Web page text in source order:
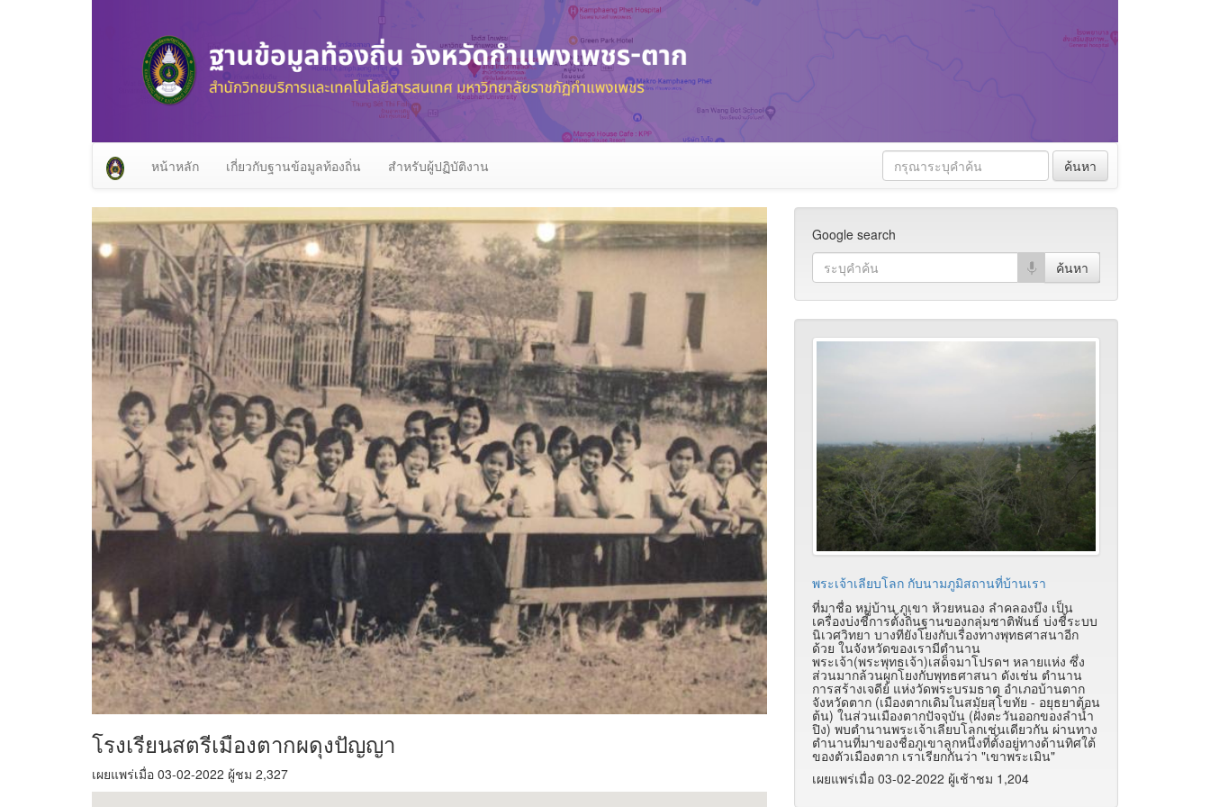
หน้าหลัก เกี่ยวกับฐานข้อมูลท้องถิ่น สำหรับผู้ปฏิบัติงาน ค้นหา
โรงเรียนสตรีเมืองตากผดุงปัญญา
เผยแพร่เมื่อ 03-02-2022 ผู้ชม 2,327
Google search
พระเจ้าเลียบโลก กับนามภูมิสถานที่บ้านเรา
ที่มาชื่อ หมู่บ้าน ภูเขา ห้วยหนอง ลำคลองบึง เป็น
เครื่องบ่งชี้การตั้งถิ่นฐานของกลุ่มชาติพันธ์ บ่งชี้ระบบ
นิเวศวิทยา บางทียังโยงกับเรื่องทางพุทธศาสนาอีก
ด้วย ในจังหวัดของเรามีตำนาน
พระเจ้า(พระพุทธเจ้า)เสด็จมาโปรดฯ หลายแห่ง ซึ่ง
ส่วนมากล้วนผูกโยงกับพุทธศาสนา ดังเช่น ตำนาน
การสร้างเจดีย์ แห่งวัดพระบรมธาตุ อำเภอบ้านตาก
จังหวัดตาก (เมืองตากเดิมในสมัยสุโขทัย - อยุธยาต้อน
ต้น) ในส่วนเมืองตากปัจจุบัน (ฝั่งตะวันออกของลำน้ำ
ปิง) พบตำนานพระเจ้าเลียบโลกเช่นเดียวกัน ผ่านทาง
ตำนานที่มาของชื่อภูเขาลูกหนึ่งที่ตั้งอยู่ทางด้านทิศใต้
ของตัวเมืองตาก เราเรียกกันว่า "เขาพระเมิน"
เผยแพร่เมื่อ 03-02-2022 ผู้เช้าชม 1,204